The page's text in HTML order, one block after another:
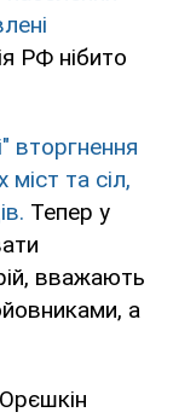
РФ нібито
вторгнення
міст та сіл,
Тепер у
вважають
а